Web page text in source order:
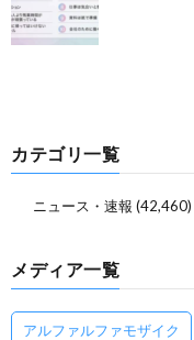
カテゴリ一覧
ニュース・速報 (42,460)
メディア一覧
アルファルファモザイク